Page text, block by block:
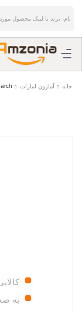
خانه آمازون امارات
به